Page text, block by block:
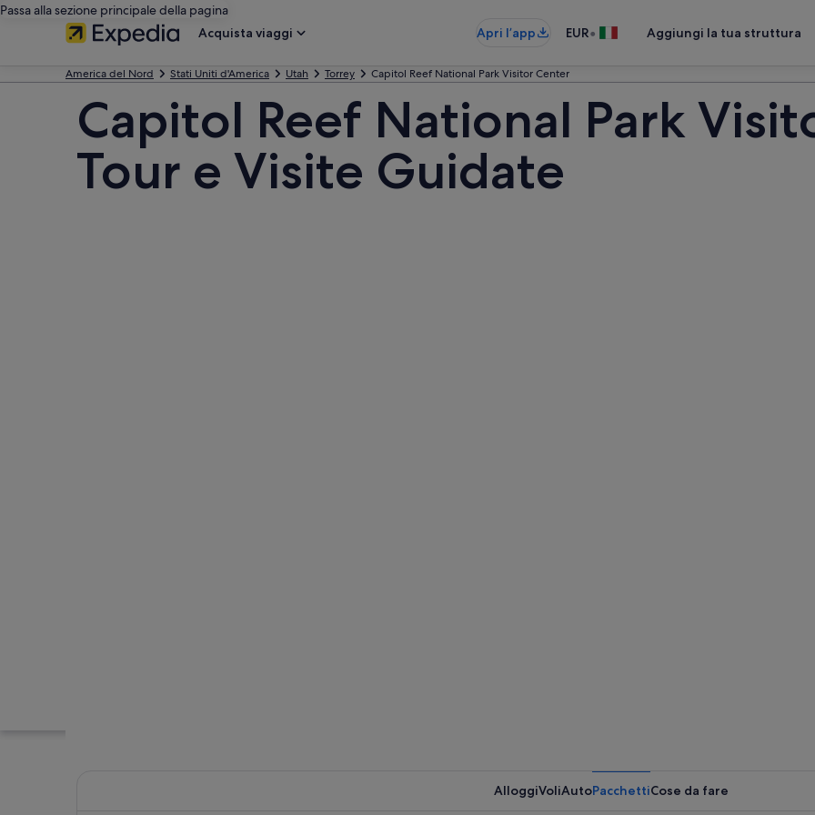
Passa alla sezione principale della pagina
Acquista viaggi
Apri l’app EUR• Aggiungi la tua struttura
America del Nord Stati Uniti d'America Utah Torrey Capitol Reef National Park Visitor Center
Capitol Reef National Park
Tour e Visite Guidate
AlloggiVoliAutoPacchettiCose da fare